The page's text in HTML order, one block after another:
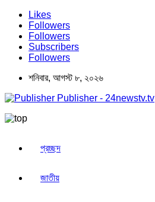
Likes
Followers
Followers
Subscribers
Followers
শনিবার, আগস্ট ৮, ২০২৬
Publisher - 24newstv.tv
প্রচ্ছদ
জাতীয়